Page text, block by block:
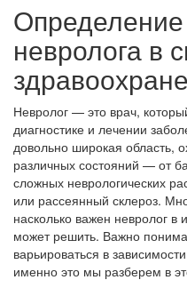
невролога в
Невролог — это врач,
диагностике и лечении
довольно широкая область,
различных состояний — от
сложных неврологических
или рассеянный склероз.
насколько важен невролог в
может решить. Важно
варьироваться в
именно это мы разберем в